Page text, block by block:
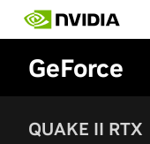
main
contentGeForce
QUAKE II RTX